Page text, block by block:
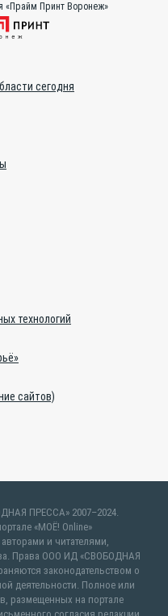
«Прайм Принт Воронеж»
сегодня
технологий
сайтов)
ПРЕССА» 2007–2024.
«МОЁ! Online»
и читателями,
Права ООО ИД «СВОБОДНАЯ
законодательством о
деятельности. Полное или
размещенных на портале